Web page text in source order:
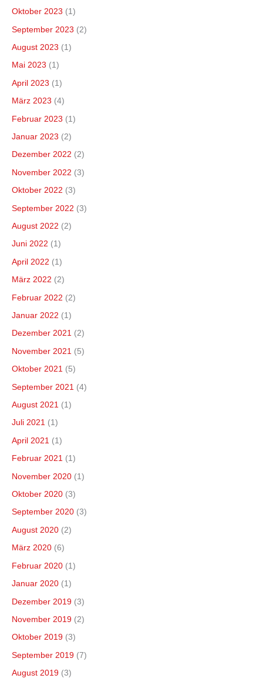
Oktober 2023 (1)
September 2023 (2)
August 2023 (1)
Mai 2023 (1)
April 2023 (1)
März 2023 (4)
Februar 2023 (1)
Januar 2023 (2)
Dezember 2022 (2)
November 2022 (3)
Oktober 2022 (3)
September 2022 (3)
August 2022 (2)
Juni 2022 (1)
April 2022 (1)
März 2022 (2)
Februar 2022 (2)
Januar 2022 (1)
Dezember 2021 (2)
November 2021 (5)
Oktober 2021 (5)
September 2021 (4)
August 2021 (1)
Juli 2021 (1)
April 2021 (1)
Februar 2021 (1)
November 2020 (1)
Oktober 2020 (3)
September 2020 (3)
August 2020 (2)
März 2020 (6)
Februar 2020 (1)
Januar 2020 (1)
Dezember 2019 (3)
November 2019 (2)
Oktober 2019 (3)
September 2019 (7)
August 2019 (3)